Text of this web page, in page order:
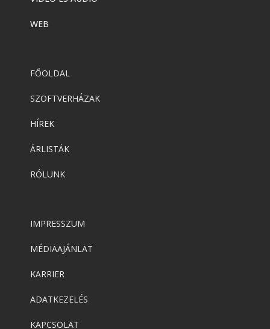
WEB
FŐOLDAL
SZOFTVERHÁZAK
HÍREK
ÁRLISTÁK
RÓLUNK
IMPRESSZUM
MÉDIAAJÁNLAT
KARRIER
ADATKEZELÉS
KAPCSOLAT